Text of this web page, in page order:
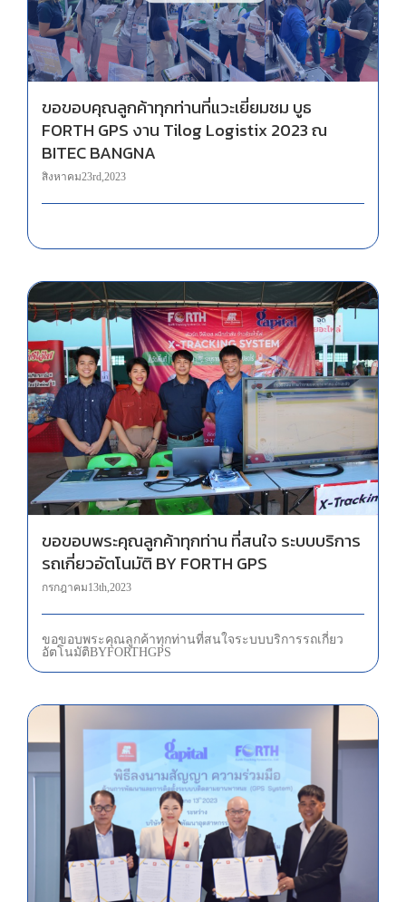
ขอขอบคุณลูกค้าทุกท่านที่แวะเยี่ยมชม บูธ
FORTH GPS งาน Tilog Logistix 2023 ณ
BITEC BANGNA
สิงหาคม 23rd, 2023
ขอขอบพระคุณลูกค้าทุกท่าน ที่สนใจ ระบบบริการ
รถเกี่ยวอัตโนมัติ BY FORTH GPS
กรกฎาคม 13th, 2023
ขอขอบพระคุณลูกค้าทุกท่าน ที่สนใจ ระบบบริการรถเกี่ยว
อัตโนมัติ BY FORTH GPS